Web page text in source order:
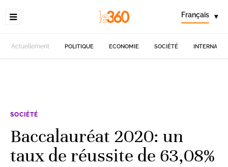
Français ▾
Actuellement POLITIQUE ECONOMIE SOCIÉTÉ
SOCIÉTÉ
Baccalauréat 2020: un
taux de réussite de 63,08%